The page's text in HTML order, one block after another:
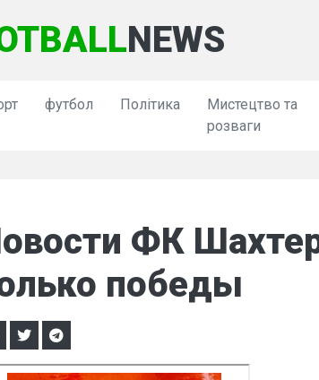
NEWS
футбол Політика
Мистецтво та
розваги
ФК
победы